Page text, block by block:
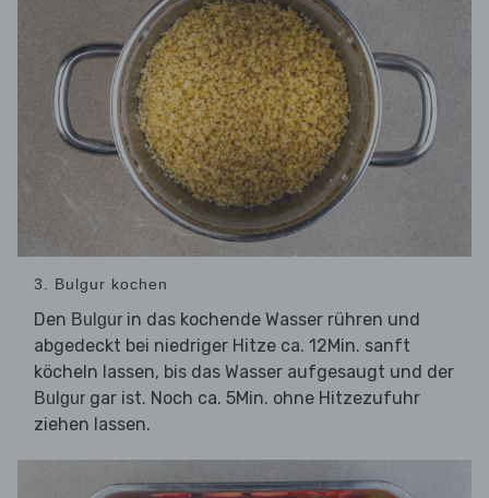
3. Bulgur kochen
Den Bulgur in das kochende Wasser rühren und
abgedeckt bei niedriger Hitze ca. 12Min. sanft
köcheln lassen, bis das Wasser aufgesaugt und der
Bulgur gar ist. Noch ca. 5Min. ohne Hitzezufuhr
ziehen lassen.